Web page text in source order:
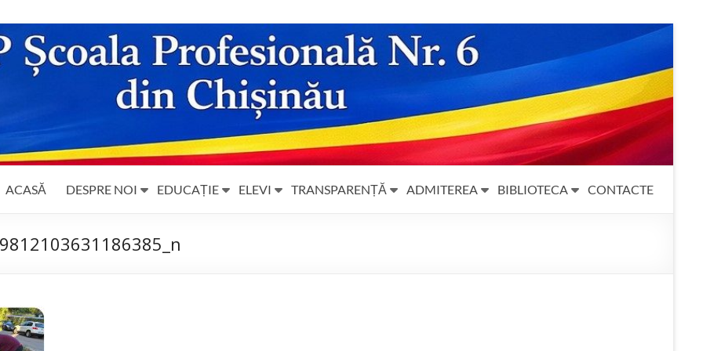
ACASĂ DESPRE NOI EDUCAȚIE ELEVI TRANSPARENȚĂ ADMITEREA BIBLIOTECA CONTACTE